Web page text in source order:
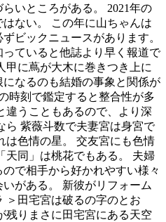
いところがある。 2021年の
ない。 この年に山ちゃんは
ビックニュースがあります。
ていると他誌より早く報道で
甲に蔦が大木に巻きつき上に
なるのも結婚の事象と関係が
時刻で鑑定すると整合性が多
違うこともあるので、より深
ら 紫薇斗数で夫妻宮は身宮で
は色情の星。 交友宮にも色情
天同」は桃花でもある。 夫婦
で相手から好かれやすい様々
がある。 新彼がリフォーム
＞田宅宮は破るの字のとお
残りまさに田宅宮にある天空